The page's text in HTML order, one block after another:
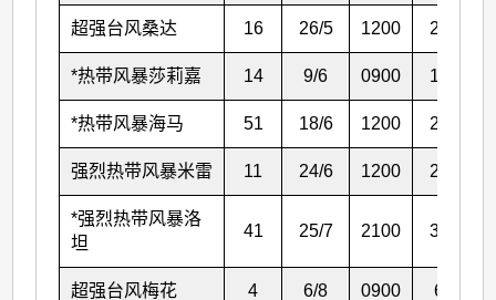
超强台风桑达 16 26/5 1200 28
*热带风暴莎莉嘉 14 9/6 0900 11
*热带风暴海马 51 18/6 1200 24
强烈热带风暴米雷 11 24/6 1200 25
*强烈热带风暴洛
坦
41 25/7 2100 30
超强台风梅花 4 6/8 0900 6